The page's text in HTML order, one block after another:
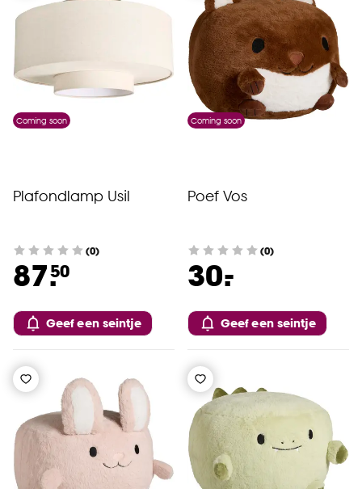
Coming soon
Plafondlamp Usil
(0)
87.50
Geef een seintje
Coming soon
Poef Vos
(0)
30.
-
Geef een seintje